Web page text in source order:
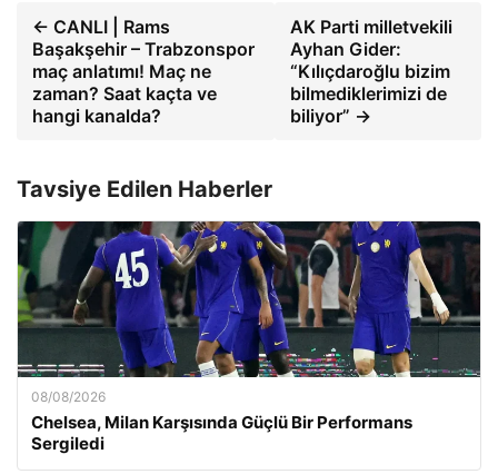
← CANLI | Rams
Başakşehir – Trabzonspor
maç anlatımı! Maç ne
zaman? Saat kaçta ve
hangi kanalda?
AK Parti milletvekili
Ayhan Gider:
“Kılıçdaroğlu bizim
bilmediklerimizi de
biliyor” →
Tavsiye Edilen Haberler
08/08/2026
Chelsea, Milan Karşısında Güçlü Bir Performans
Sergiledi